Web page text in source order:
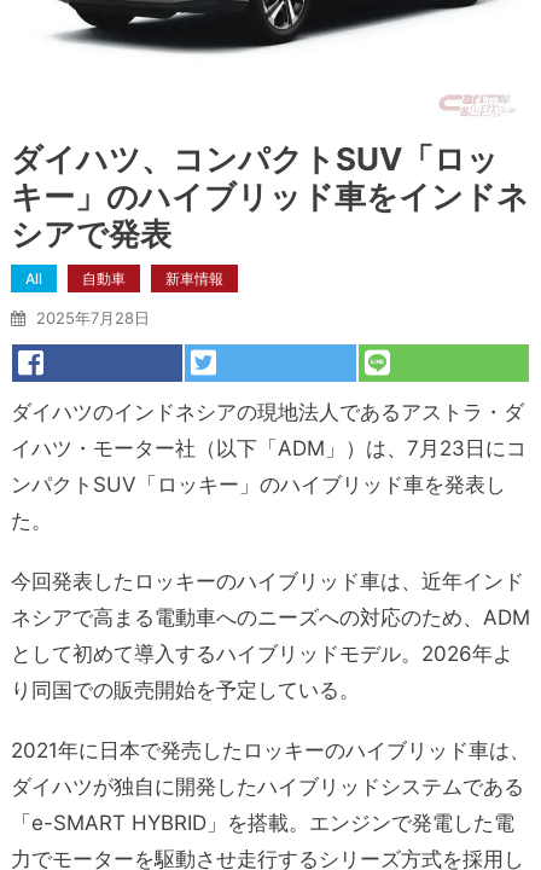
ダイハツ、コンパクトSUV「ロッ
キー」のハイブリッド車をインドネ
シアで発表
All 自動車 新車情報
2025年7月28日
ダイハツのインドネシアの現地法人であるアストラ・ダ
イハツ・モーター社（以下「ADM」）は、7月23日にコ
ンパクトSUV「ロッキー」のハイブリッド車を発表し
た。
今回発表したロッキーのハイブリッド車は、近年インド
ネシアで高まる電動車へのニーズへの対応のため、ADM
として初めて導入するハイブリッドモデル。2026年よ
り同国での販売開始を予定している。
2021年に日本で発売したロッキーのハイブリッド車は、
ダイハツが独自に開発したハイブリッドシステムである
「e-SMART HYBRID」を搭載。エンジンで発電した電
力でモーターを駆動させ走行するシリーズ方式を採用し